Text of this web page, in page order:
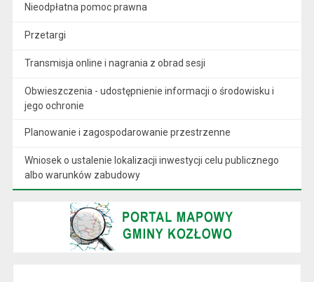
Nieodpłatna pomoc prawna
Przetargi
Transmisja online i nagrania z obrad sesji
Obwieszczenia - udostępnienie informacji o środowisku i
jego ochronie
Planowanie i zagospodarowanie przestrzenne
Wniosek o ustalenie lokalizacji inwestycji celu publicznego
albo warunków zabudowy